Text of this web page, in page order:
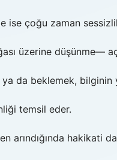
ise çoğu zaman
üzerine düşünme—
da beklemek, bilginin
temsil eder.
arındığında hakikati